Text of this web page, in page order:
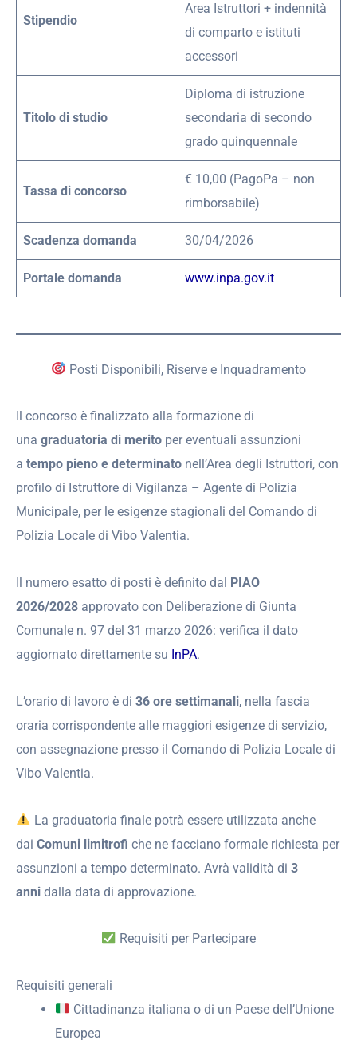
Stipendio
Area Istruttori + indennità
di comparto e istituti
accessori
Titolo di studio
Diploma di istruzione
secondaria di secondo
grado quinquennale
Tassa di concorso
€ 10,00 (PagoPa – non
rimborsabile)
Scadenza domanda 30/04/2026
Portale domanda www.inpa.gov.it
Posti Disponibili, Riserve e Inquadramento
Il concorso è finalizzato alla formazione di
una graduatoria di merito per eventuali assunzioni
a tempo pieno e determinato nell’Area degli Istruttori, con
profilo di Istruttore di Vigilanza – Agente di Polizia
Municipale, per le esigenze stagionali del Comando di
Polizia Locale di Vibo Valentia.
Il numero esatto di posti è definito dal
PIAO
2026/2028 approvato con Deliberazione di Giunta
Comunale n. 97 del 31 marzo 2026: verifica il dato
aggiornato direttamente su InPA.
L’orario di lavoro è di 36 ore settimanali, nella fascia
oraria corrispondente alle maggiori esigenze di servizio,
con assegnazione presso il Comando di Polizia Locale di
Vibo Valentia.
La graduatoria finale potrà essere utilizzata anche
dai Comuni limitrofi che ne facciano formale richiesta per
assunzioni a tempo determinato. Avrà validità di 3
anni dalla data di approvazione.
Requisiti per Partecipare
Requisiti generali
Cittadinanza italiana o di un Paese dell’Unione
Europea